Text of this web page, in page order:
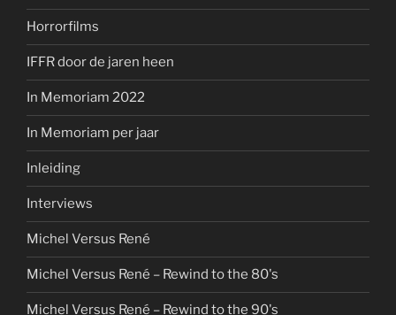
Horrorfilms
IFFR door de jaren heen
In Memoriam 2022
In Memoriam per jaar
Inleiding
Interviews
Michel Versus René
Michel Versus René – Rewind to the 80's
Michel Versus René – Rewind to the 90's